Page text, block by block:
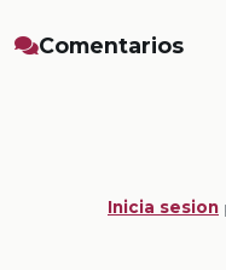
Comentarios
Inicia sesion